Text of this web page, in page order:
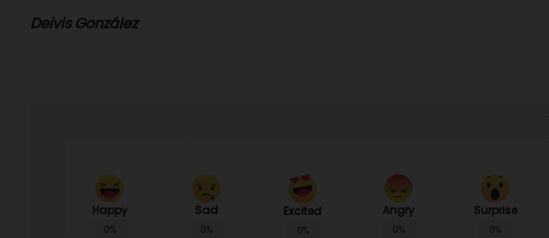
Deivis González
Happy
0%
Sad
0%
Excited
0%
Angry
0%
Surprise
0%